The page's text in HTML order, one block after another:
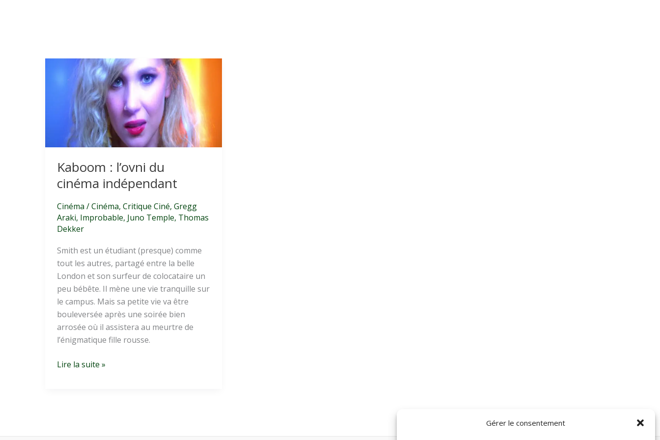
Gérer le consentement
Kaboom : l’ovni du
cinéma indépendant
Cinéma /Cinéma, Critique Ciné, Gregg
Araki, Improbable, Juno Temple, Thomas
Dekker
Smith est un étudiant (presque) comme
tout les autres, partagé entre la belle
London et son surfeur de colocataire un
peu bébête. Il mène une vie tranquille sur
le campus. Mais sa petite vie va être
bouleversée après une soirée bien
arrosée où il assistera au meurtre de
l’énigmatique fille rousse.
Kaboom
Lire la suite »